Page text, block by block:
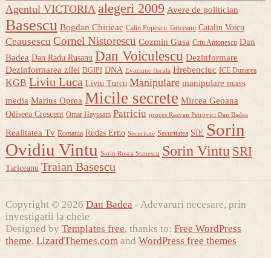
Agentul VICTORIA alegeri 2009 Avere de politician
Basescu Bogdan Chirieac Calin Popescu Tariceanu Catalin Voicu
Ceausescu Cornel Nistorescu Cozmin Gusa Crin Antonescu Dan
Badea Dan Radu Rusanu Dan Voiculescu Dezinformare
Dezinformarea zilei DGIPI DNA Evaziune fiscala Hrebenciuc ICE Dunarea
KGB Liviu Luca Liviu Turcu Manipulare manipulare mass
media Marius Oprea Micile secrete Mircea Geoana
Odiseea Crescent Omar Hayssam Patriciu proces Razvan Petrovici Dan Badea
Realitatea Tv Romania Rudas Erno Securitate Securitatea SIE Sorin
Ovidiu Vintu Sorin Rosca Stanescu Sorin Vintu SRI
Tariceanu Traian Basescu
Copyright © 2026 Dan Badea - Adevaruri necesare, prin
investigatii la cheie
Designed by Templates free, thanks to: Free WordPress
theme, LizardThemes.comand WordPress free themes